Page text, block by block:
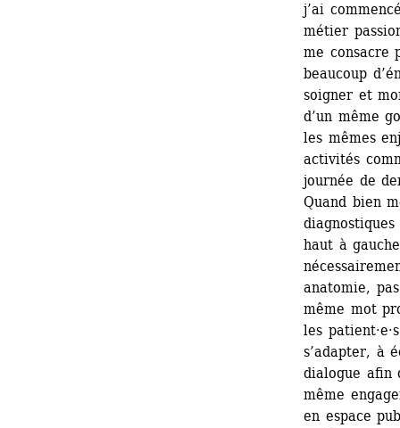
j’ai
métier
me consacre
beaucoup
soigner et
d’un même
les mêmes
activités
journée de
Quand bien
haut à
anatomie,
même mot
les
s’adapter, à
dialogue afin
même
en espace